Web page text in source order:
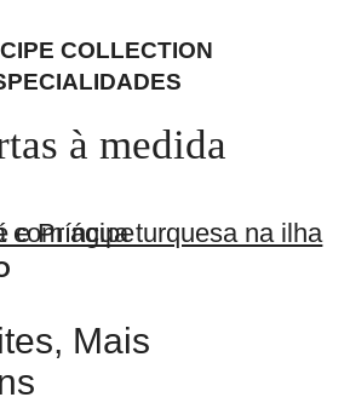
COLLECTION
à medida
Mais